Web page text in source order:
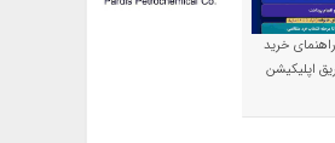
خرید
اپلیکیشن